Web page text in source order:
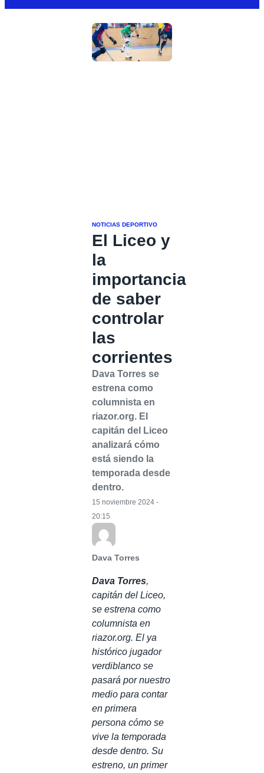
NOTICIAS DEPORTIVO
El Liceo y
la
importancia
de saber
controlar
las
corrientes
Dava Torres se
estrena como
columnista en
riazor.org. El
capitán del Liceo
analizará cómo
está siendo la
temporada desde
dentro.
Dava Torres
15 noviembre 2024 -
20:15
Dava Torres,
capitán del Liceo,
se estrena como
columnista en
riazor.org. El ya
histórico jugador
verdiblanco se
pasará por nuestro
medio para contar
en primera
persona cómo se
vive la temporada
desde dentro. Su
estreno, un primer